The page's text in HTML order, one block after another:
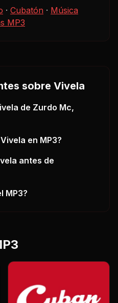
· Cubatón · Música
MP3
sobre Vivela
de Zurdo Mc,
Vivela en MP3?
antes de
MP3?